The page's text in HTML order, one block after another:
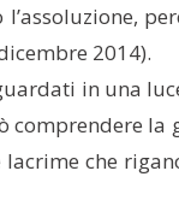
2014).
in una
comprendere la
che